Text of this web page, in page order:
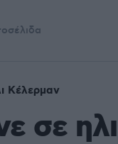
Κέλερμαν
σε